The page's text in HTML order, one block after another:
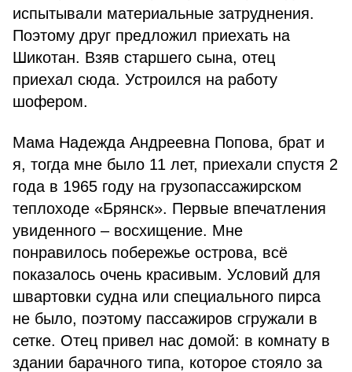
испытывали материальные затруднения.
Поэтому друг предложил приехать на
Шикотан. Взяв старшего сына, отец
приехал сюда. Устроился на работу
шофером.
Мама Надежда Андреевна Попова, брат и
я, тогда мне было 11 лет, приехали спустя 2
года в 1965 году на грузопассажирском
теплоходе «Брянск». Первые впечатления
увиденного – восхищение. Мне
понравилось побережье острова, всё
показалось очень красивым. Условий для
швартовки судна или специального пирса
не было, поэтому пассажиров сгружали в
сетке. Отец привел нас домой: в комнату в
здании барачного типа, которое стояло за